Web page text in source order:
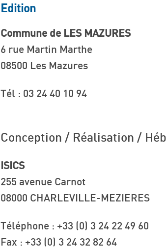
Edition
Commune de LES MAZURES
6 rue Martin Marthe
08500 Les Mazures
Tél : 03 24 40 10 94
Conception / Réalisation /
ISICS
255 avenue Carnot
08000 CHARLEVILLE-MEZIERES
Téléphone : +33 (0) 3 24 22 49 60
Fax : +33 (0) 3 24 32 82 64